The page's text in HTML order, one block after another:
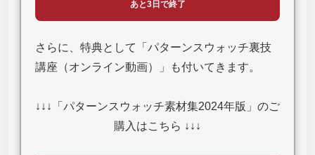
あと3日で終了
さらに、特典として「パターンスウォッチ裏技
講座（オンライン動画）」も付いてきます。
↓↓↓「パターンスウォッチ素材集2024年版」のご
購入はこちら ↓↓↓